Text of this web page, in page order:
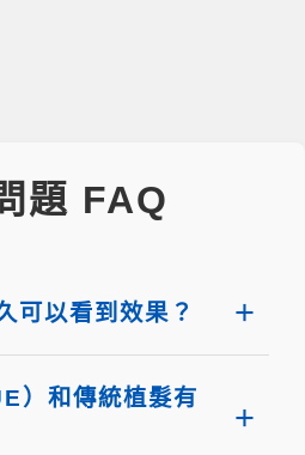
題 FAQ
可以看到效果？
）和傳統植髮有